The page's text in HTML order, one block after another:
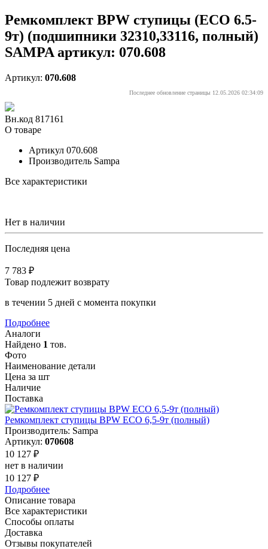
Ремкомплект BPW ступицы (ECO 6.5-
9т) (подшипники 32310,33116, полный)
SAMPA артикул: 070.608
Артикул: 070.608
Последнее обновление страницы 12.05.2026 02:34:09
Вн.код 817161
О товаре
Артикул 070.608
Производитель Sampa
Все характеристики
Нет в наличии
Последняя цена
7 783 ₽
Товар подлежит возврату
в течении 5 дней с момента покупки
Подробнее
Аналоги
Найдено 1 тов.
Фото
Наименование детали
Цена за шт
Наличие
Поставка
Ремкомплект ступицы BPW ECO 6,5-9т (полный)
Производитель: Sampa
Артикул: 070608
10 127 ₽
нет в наличии
10 127 ₽
Подробнее
Описание товара
Все характеристики
Способы оплаты
Доставка
Отзывы покупателей